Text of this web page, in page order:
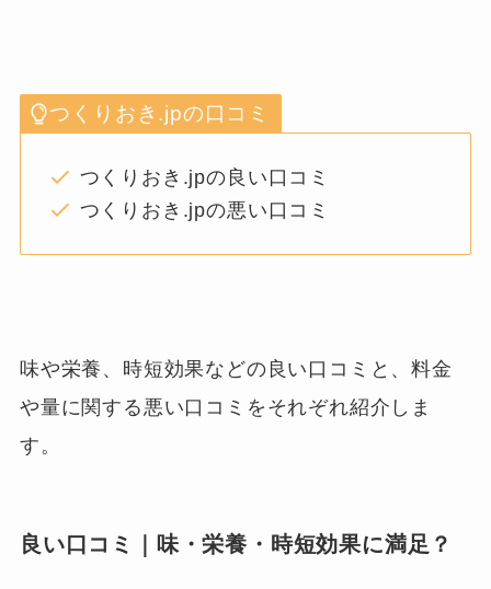
つくりおき.jpの口コミ
つくりおき.jpの良い口コミ
つくりおき.jpの悪い口コミ
味や栄養、時短効果などの良い口コミと、料金
や量に関する悪い口コミをそれぞれ紹介しま
す。
良い口コミ｜味・栄養・時短効果に満足？